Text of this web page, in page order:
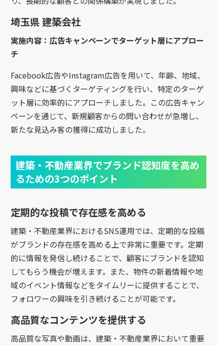
埼玉県 建築会社
実施内容：広告キャンペーンでターゲット層にアプロー
チ
Facebook広告やInstagram広告を用いて、年齢、地域、
興味などに基づくターゲティングを行い、特定のターゲ
ット層に効率的にアプローチしました。この広告キャン
ペーンを通じて、新規顧客からの問い合わせが急増し、
新たな見込み客の獲得に成功しました。
建築・不動産業界でブランド認知度を高め
るための3つのポイント
定期的な投稿で存在感を高める
建築・不動産業界におけるSNS運用では、定期的な投稿
がブランドの存在感を高める上で非常に重要です。定期
的に情報を発信し続けることで、顧客にブランドを認知
してもらう機会が増えます。また、物件の新着情報や地
域のイベント情報などをタイムリーに提供することで、
フォロワーの興味を引き続けることが可能です。
高品質なコンテンツを提供する
高品質な写真や動画は、建築・不動産業界において重要